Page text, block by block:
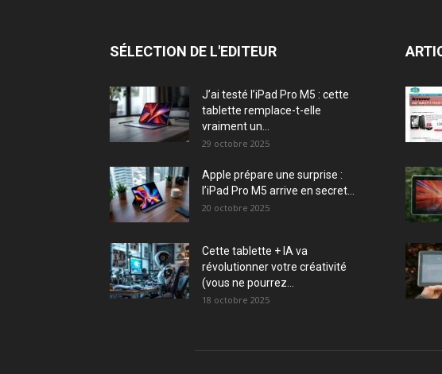
SÉLECTION DE L'EDITEUR
J’ai testé l’iPad Pro M5 : cette
tablette remplace-t-elle
vraiment un...
29 octobre 2025
Apple prépare une surprise :
l’iPad Pro M5 arrive en secret...
20 octobre 2025
Cette tablette + IA va
révolutionner votre créativité
(vous ne pourrez...
18 octobre 2025